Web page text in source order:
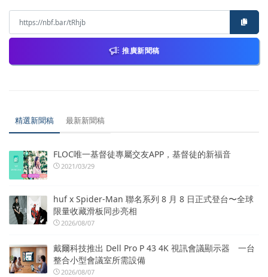
推廣新聞稿
精選新聞稿 最新新聞稿
FLOC唯一基督徒專屬交友APP，基督徒的新福音
2021/03/29
huf x Spider-Man 聯名系列 8 月 8 日正式登台〜全球
限量收藏滑板同步亮相
2026/08/07
戴爾科技推出 Dell Pro P 43 4K 視訊會議顯示器 一台
整合小型會議室所需設備
2026/08/07